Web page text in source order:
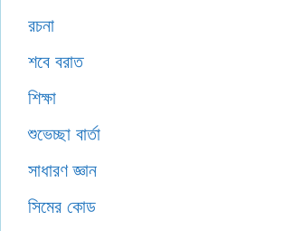
রচনা
শবে বরাত
শিক্ষা
শুভেচ্ছা বার্তা
সাধারণ জ্ঞান
সিমের কোড